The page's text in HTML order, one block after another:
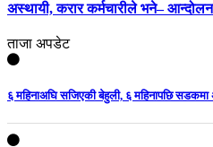
अस्थायी, करार कर्मचारीले भने–
ताजा अपडेट
६ महिनाअघि सजिएकी बेहुली, ६ महिनापछि सडकमा